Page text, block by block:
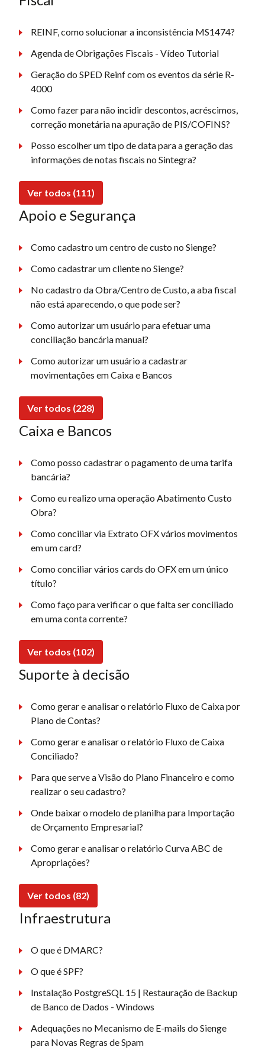
REINF, como solucionar a inconsistência MS1474?
Agenda de Obrigações Fiscais - Vídeo Tutorial
Geração do SPED Reinf com os eventos da série R-
4000
Como fazer para não incidir descontos, acréscimos,
correção monetária na apuração de PIS/COFINS?
Posso escolher um tipo de data para a geração das
informações de notas fiscais no Sintegra?
Ver todos (111)
Apoio e Segurança
Como cadastro um centro de custo no Sienge?
Como cadastrar um cliente no Sienge?
No cadastro da Obra/Centro de Custo, a aba fiscal
não está aparecendo, o que pode ser?
Como autorizar um usuário para efetuar uma
conciliação bancária manual?
Como autorizar um usuário a cadastrar
movimentações em Caixa e Bancos
Ver todos (228)
Caixa e Bancos
Como posso cadastrar o pagamento de uma tarifa
bancária?
Como eu realizo uma operação Abatimento Custo
Obra?
Como conciliar via Extrato OFX vários movimentos
em um card?
Como conciliar vários cards do OFX em um único
título?
Como faço para verificar o que falta ser conciliado
em uma conta corrente?
Ver todos (102)
Suporte à decisão
Como gerar e analisar o relatório Fluxo de Caixa por
Plano de Contas?
Como gerar e analisar o relatório Fluxo de Caixa
Conciliado?
Para que serve a Visão do Plano Financeiro e como
realizar o seu cadastro?
Onde baixar o modelo de planilha para Importação
de Orçamento Empresarial?
Como gerar e analisar o relatório Curva ABC de
Apropriações?
Ver todos (82)
Infraestrutura
O que é DMARC?
O que é SPF?
Instalação PostgreSQL 15 | Restauração de Backup
de Banco de Dados - Windows
Adequações no Mecanismo de E-mails do Sienge
para Novas Regras de Spam